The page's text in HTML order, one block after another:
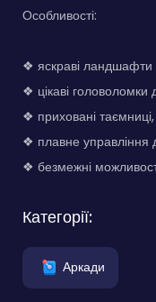
Особливості:
❖ яскраві ландшафти
❖ цікаві головоломки
❖ приховані таємниці,
❖ плавне управління
❖ безмежні
Категорії:
Аркади